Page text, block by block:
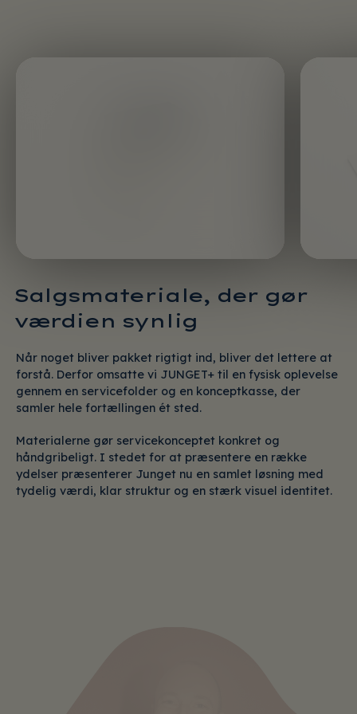
Salgsmateriale, der gør
værdien synlig
Når noget bliver pakket rigtigt ind, bliver det lettere at
forstå. Derfor omsatte vi JUNGET+ til en fysisk oplevelse
gennem en servicefolder og en konceptkasse, der
samler hele fortællingen ét sted.
Materialerne gør servicekonceptet konkret og
håndgribeligt. I stedet for at præsentere en række
ydelser præsenterer Junget nu en samlet løsning med
tydelig værdi, klar struktur og en stærk visuel identitet.